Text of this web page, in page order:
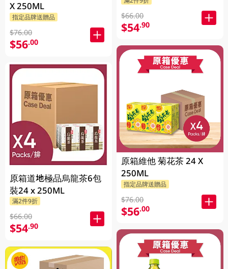
X 250ML
指定品牌送贈品
$76.00
$56.00
原箱道地極品烏龍茶6包
裝24 x 250ML
滿2件9折
$66.00
$54.90
$66.00
$54.90
原箱維他 菊花茶 24 X
250ML
指定品牌送贈品
$76.00
$56.00